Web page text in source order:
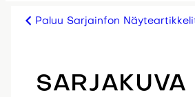
Paluu Sarjainfon
SARJAKUVA